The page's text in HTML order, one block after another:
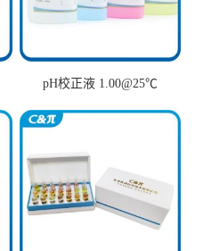
pH校正液 1.00@25℃